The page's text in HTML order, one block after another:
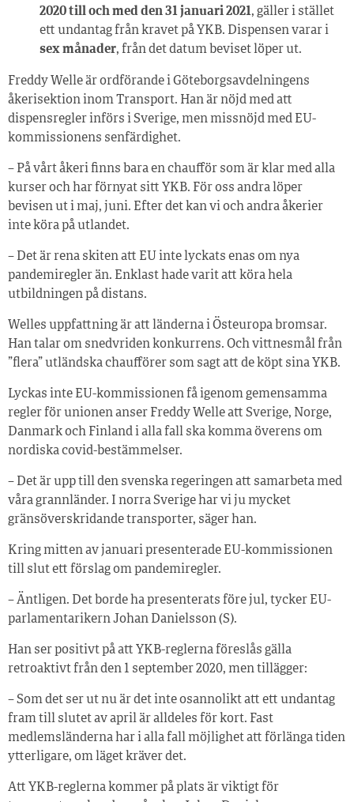
2020 till och med den 31 januari 2021, gäller i stället
ett undantag från kravet på YKB. Dispensen varar i
sex månader, från det datum beviset löper ut.
Freddy Welle är ordförande i Göteborgsavdelningens
åkerisektion inom Transport. Han är nöjd med att
dispensregler införs i Sverige, men missnöjd med EU-
kommissionens senfärdighet.
– På vårt åkeri finns bara en chaufför som är klar med alla
kurser och har förnyat sitt YKB. För oss andra löper
bevisen ut i maj, juni. Efter det kan vi och andra åkerier
inte köra på utlandet.
– Det är rena skiten att EU inte lyckats enas om nya
pandemiregler än. Enklast hade varit att köra hela
utbildningen på distans.
Welles uppfattning är att länderna i Östeuropa bromsar.
Han talar om snedvriden konkurrens. Och vittnesmål från
”flera” utländska chaufförer som sagt att de köpt sina YKB.
Lyckas inte EU-kommissionen få igenom gemensamma
regler för unionen anser Freddy Welle att Sverige, Norge,
Danmark och Finland i alla fall ska komma överens om
nordiska covid-bestämmelser.
– Det är upp till den svenska regeringen att samarbeta med
våra grannländer. I norra Sverige har vi ju mycket
gränsöverskridande transporter, säger han.
Kring mitten av januari presenterade EU-kommissionen
till slut ett förslag om pandemiregler.
– Äntligen. Det borde ha presenterats före jul, tycker EU-
parlamentarikern Johan Danielsson (S).
Han ser positivt på att YKB-reglerna föreslås gälla
retroaktivt från den 1 september 2020, men tillägger:
– Som det ser ut nu är det inte osannolikt att ett undantag
fram till slutet av april är alldeles för kort. Fast
medlemsländerna har i alla fall möjlighet att förlänga tiden
ytterligare, om läget kräver det.
Att YKB-reglerna kommer på plats är viktigt för